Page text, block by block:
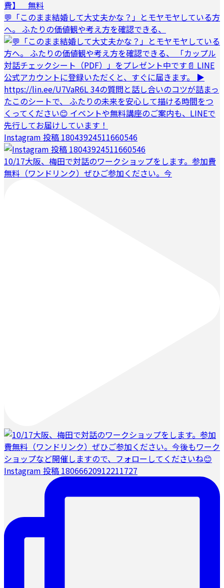
💬「このまま結婚して大丈夫かな？」とモヤモヤしている方
へ。 ふたりの価値観や考え方を確認できる、
Instagram 投稿 18043924511660546
10/17大阪、梅田で対話のワークショップをします。参加費
無料（ワンドリンク）ぜひご参加ください。今
Instagram 投稿 18066620912211727